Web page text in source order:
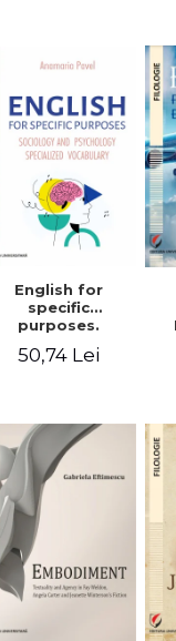
English for
specific
purposes.
psychology
50,74 Lei